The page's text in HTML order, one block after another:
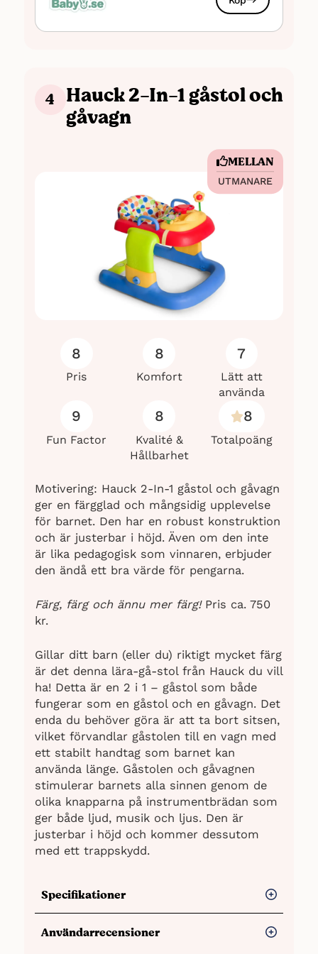
4 Hauck 2-In-1 gåstol och
gåvagn
MELLAN
UTMANARE
8
Pris
8
Komfort
7
Lätt att
använda
9
Fun Factor
8
Kvalité &
Hållbarhet
8
Totalpoäng
Motivering: Hauck 2-In-1 gåstol och gåvagn
ger en färgglad och mångsidig upplevelse
för barnet. Den har en robust konstruktion
och är justerbar i höjd. Även om den inte
är lika pedagogisk som vinnaren, erbjuder
den ändå ett bra värde för pengarna.
Färg, färg och ännu mer färg!Pris ca. 750
kr.
Gillar ditt barn (eller du) riktigt mycket färg
är det denna lära-gå-stol från Hauck du vill
ha! Detta är en 2 i 1 – gåstol som både
fungerar som en gåstol och en gåvagn. Det
enda du behöver göra är att ta bort sitsen,
vilket förvandlar gåstolen till en vagn med
ett stabilt handtag som barnet kan
använda länge. Gåstolen och gåvagnen
stimulerar barnets alla sinnen genom de
olika knapparna på instrumentbrädan som
ger både ljud, musik och ljus. Den är
justerbar i höjd och kommer dessutom
med ett trappskydd.
Specifikationer
Batterier: 4 x AA-LR06 batterier (ingår
Användarrecensioner